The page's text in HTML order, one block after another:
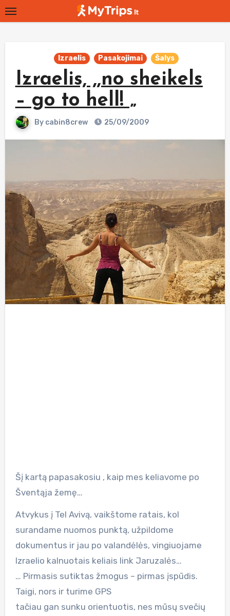
Skip
to
Izraelis Pasakojimai Šalys
Izraelis, ,,no sheikels
– go to hell! „
By cabin8crew 25/09/2009
Šį kartą papasakosiu , kaip mes keliavome po
Šventąja žemę…
Atvykus į Tel Avivą, vaikštome ratais, kol
surandame nuomos punktą, užpildome
dokumentus ir jau po valandėlės, vingiuojame
Izraelio kalnuotais keliais link Jaruzalės…
… Pirmasis sutiktas žmogus – pirmas įspūdis.
Taigi, nors ir turime GPS
tačiau gan sunku orientuotis, nes mūsų svečių